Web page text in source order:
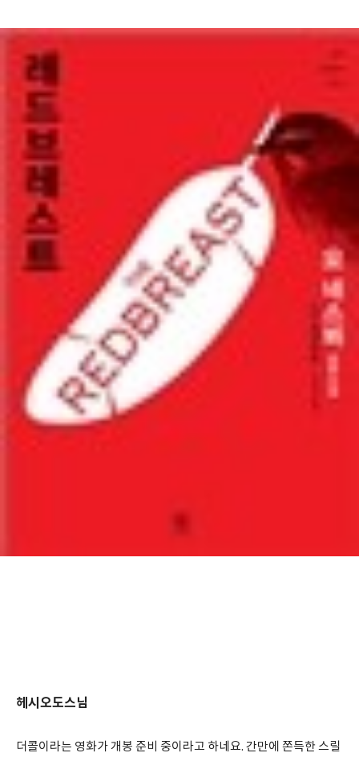
헤시오도스님
더콜이라는 영화가 개봉 준비 중이라고 하네요. 간만에 쫀득한 스릴